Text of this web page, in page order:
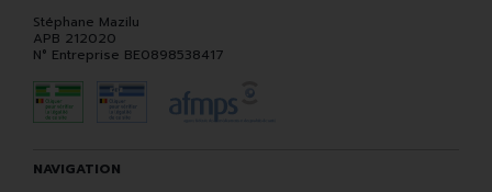
Stéphane Mazilu
APB 212020
N° Entreprise BE0898538417
NAVIGATION